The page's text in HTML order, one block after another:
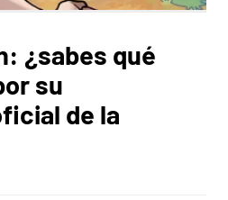
¿sabes qué
su
de la